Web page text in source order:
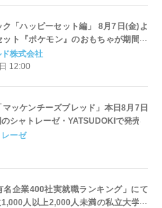
「ハッピーセット編」 8月7日(金)よ
ット『ポケモン』のおもちゃが期間限
株式会社
12:00
マッケンチーズブレッド」本日8月7日
のシャトレーゼ・YATSUDOKIで発売
ーゼ
名企業400社実就職ランキング」にて
人以上2,000人未満の私立大学で